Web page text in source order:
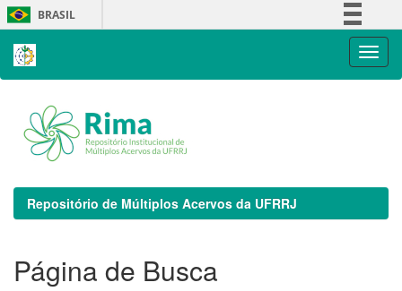
Skip
navigation
BRASIL
Repositório de Múltiplos Acervos da UFRRJ
Página de Busca